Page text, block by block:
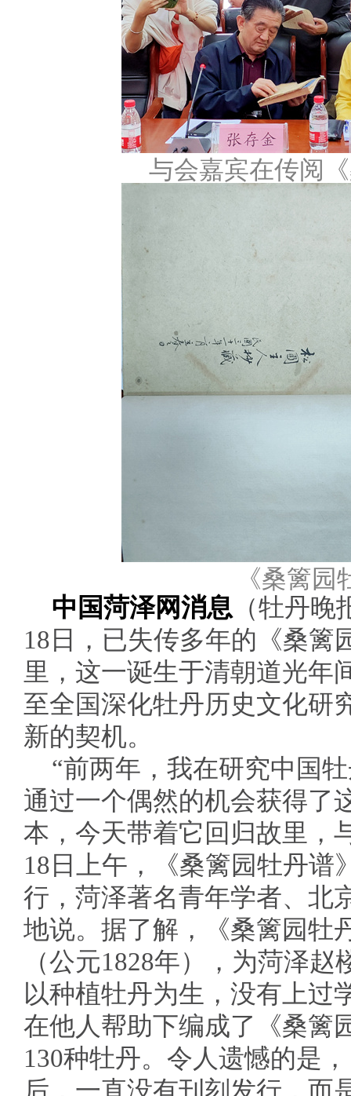
与会嘉宾在传阅
《桑篱
中国菏泽网消息 （牡丹
18日，已失传多年的《桑篱
里，这一诞生于清朝道光年
至全国深化牡丹历史文化研
新的契机。
“前两年，我在研究中国
通过一个偶然的机会获得了
本，今天带着它回归故里，
18日上午，《桑篱园牡丹谱
行，菏泽著名青年学者、北
地说。据了解，《桑篱园牡
（公元1828年），为菏泽
以种植牡丹为生，没有上过
在他人帮助下编成了《桑篱
130种牡丹。令人遗憾的是